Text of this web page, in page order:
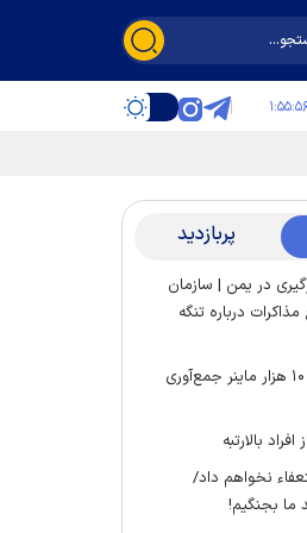
پربازدید
| درگیری در یمن | سازمان
درباره تنگه
مدیرعامل توانیر: ۱۰ هزار ماینر جمع‌آوری
بالارتبه
نخواهم داد/
بجنگیم!